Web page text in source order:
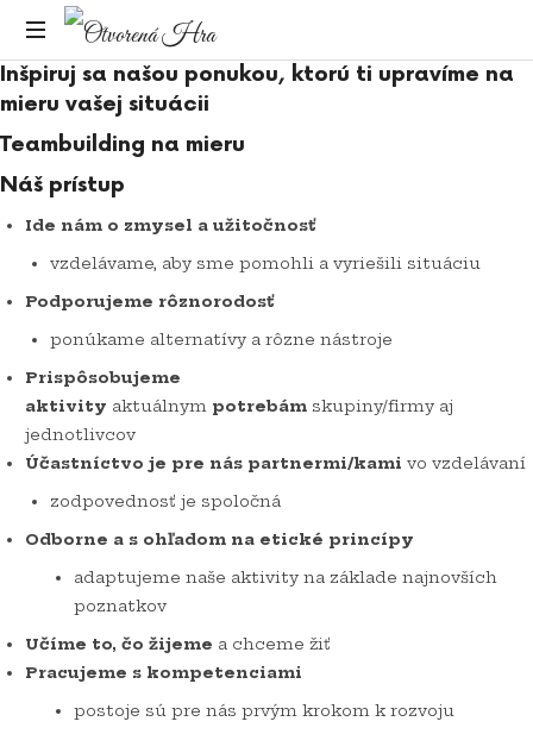
Otvorená
Hra
Pomáhame
prebudiť
potenciál
a
Inšpiruj sa našou ponukou, ktorú ti upravíme na
mieru vašej situácii
Teambuilding na mieru
Náš prístup
Ide nám o zmysel a užitočnosť
vzdelávame, aby sme pomohli a vyriešili situáciu
Podporujeme rôznorodosť
ponúkame alternatívy a rôzne nástroje
Prispôsobujeme
aktivity aktuálnympotrebámskupiny/firmy aj
jednotlivcov
Účastníctvo je pre nás partnermi/kami vo vzdelávaní
zodpovednosť je spoločná
Odborne a s ohľadom na etické princípy
adaptujeme naše aktivity na základe najnovších
poznatkov
Učíme to, čo žijeme a chceme žiť
Pracujeme s kompetenciami
postoje sú pre nás prvým krokom k rozvoju